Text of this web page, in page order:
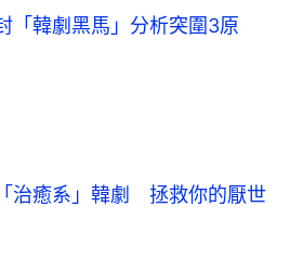
「韓劇黑馬」分析突圍3原
治癒系」韓劇　拯救你的厭世